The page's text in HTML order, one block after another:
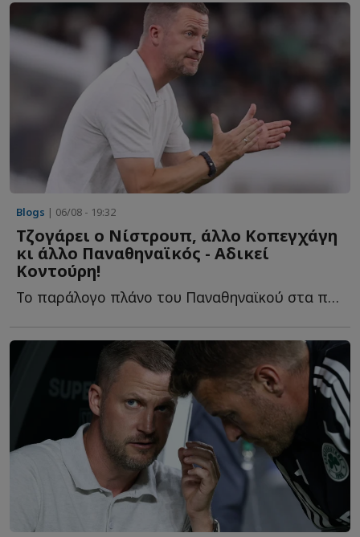
Blogs | 06/08 - 19:32
Τζογάρει ο Νίστρουπ, άλλο Κοπεγχάγη
κι άλλο Παναθηναϊκός - Αδικεί
Κοντούρη!
Το παράλογο πλάνο του Παναθηναϊκού στα προκριματικά, ο...